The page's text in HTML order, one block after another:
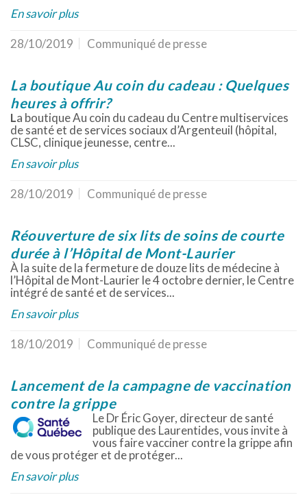
En savoir plus
28/10/2019 Communiqué de presse
La boutique Au coin du cadeau : Quelques
heures à offrir?
La boutique Au coin du cadeau du Centre multiservices
de santé et de services sociaux d’Argenteuil (hôpital,
CLSC, clinique jeunesse, centre...
En savoir plus
28/10/2019 Communiqué de presse
Réouverture de six lits de soins de courte
durée à l’Hôpital de Mont-Laurier
À la suite de la fermeture de douze lits de médecine à
l’Hôpital de Mont-Laurier le 4 octobre dernier, le Centre
intégré de santé et de services...
En savoir plus
18/10/2019 Communiqué de presse
Lancement de la campagne de vaccination
contre la grippe
Le Dr Éric Goyer, directeur de santé
publique des Laurentides, vous invite à
vous faire vacciner contre la grippe afin
de vous protéger et de protéger...
En savoir plus